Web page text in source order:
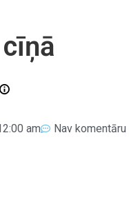
am Nav komentāru